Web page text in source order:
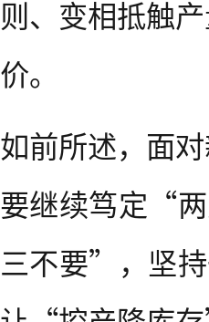
则、变相抵触
价。
如前所述，面
要继续笃定“
三不要”，坚